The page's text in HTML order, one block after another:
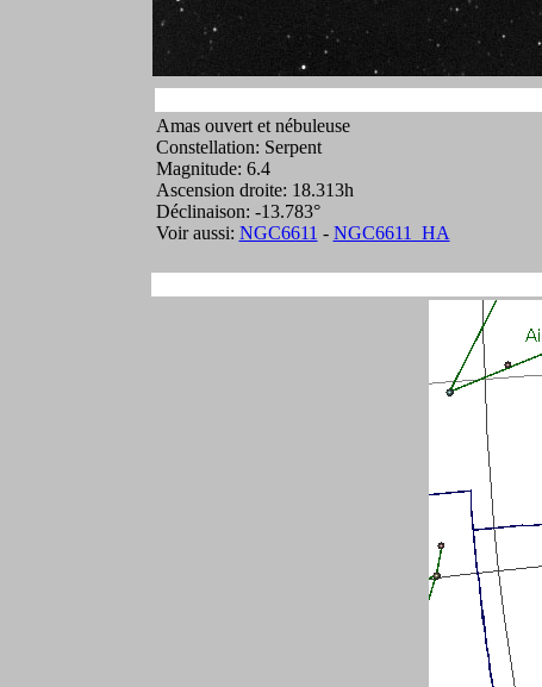
Amas ouvert et nébuleuse
Constellation: Serpent
Magnitude: 6.4
Ascension droite: 18.313h
Déclinaison: -13.783°
Voir aussi: NGC6611 - NGC6611_HA